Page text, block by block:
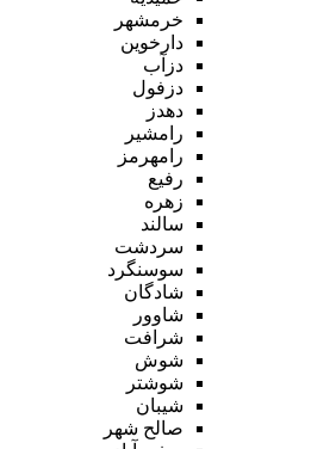
خرمشهر
دارخوین
دزآب
دزفول
دهدز
رامشیر
رامهرمز
رفیع
زهره
سالند
سردشت
سوسنگرد
شادگان
شاوور
شرافت
شوش
شوشتر
شیبان
صالح شهر